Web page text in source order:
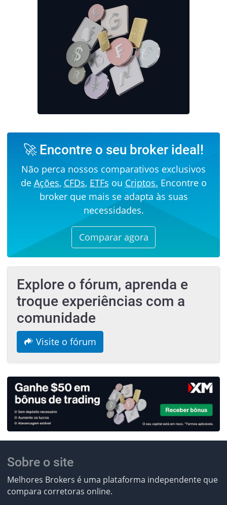
🚀 Encontre o seu broker ideal!
Não perca nossos comparativos exclusivos
de Ações, CFDs, ETFs ou Criptos. Encontre o
broker que mais se adapta às suas
necessidades.
Comparar agora
Explore o fórum, aprenda e
troque experiências com a
comunidade
Visite o fórum
Sobre o site
Melhores Brokers é uma plataforma independente que
compara corretoras online.